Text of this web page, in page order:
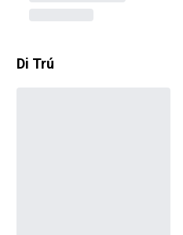
Di Trú